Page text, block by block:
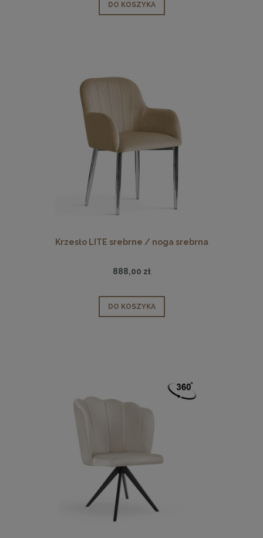
DO KOSZYKA
Krzesło LITE srebrne / noga srebrna
888,00 zł
DO KOSZYKA